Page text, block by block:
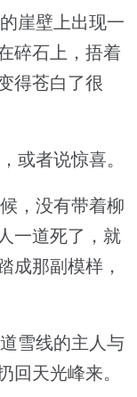
崖壁上出现一
碎石上，捂着
得苍白了很
或者说惊喜。
，没有带着柳
一道死了，就
成那副模样，
雪线的主人与
回天光峰来。